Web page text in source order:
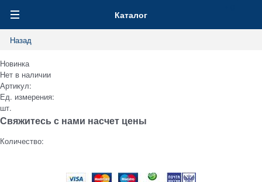
Каталог
Назад
Новинка
Нет в наличии
Артикул:
Ед. измерения:
шт.
Свяжитесь с нами насчет цены
Количество: